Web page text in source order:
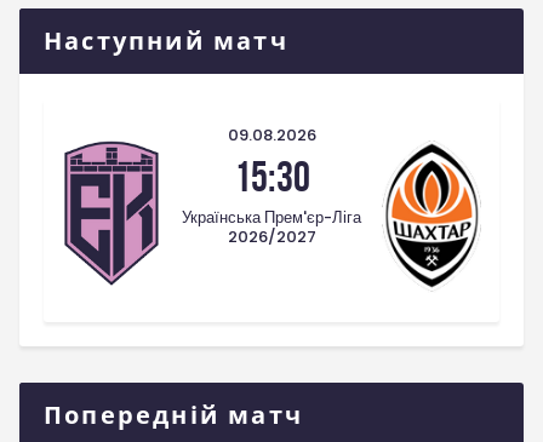
Наступний матч
09.08.2026
15:30
Українська Прем'єр-Ліга
2026/2027
Попередній матч